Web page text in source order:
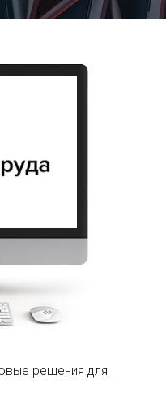
решения для